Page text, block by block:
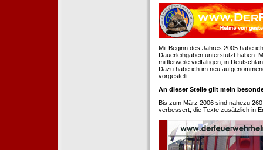
Mit Beginn des Jahres 2005 habe
Dauerleihgaben unterstützt haben.
mittlerweile vielfältigen, in
Dazu habe ich im neu
vorgestellt.
An dieser Stelle gilt mein
Bis zum März 2006 sind nahezu
verbessert, die Texte zusätzlich in